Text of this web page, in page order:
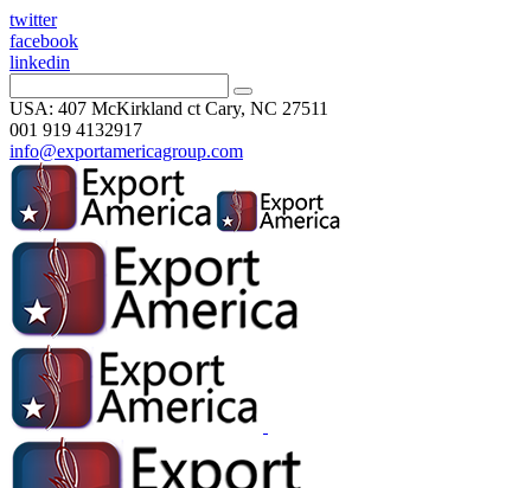
twitter
facebook
linkedin
USA: 407 McKirkland ct Cary, NC 27511
001 919 4132917
info@exportamericagroup.com